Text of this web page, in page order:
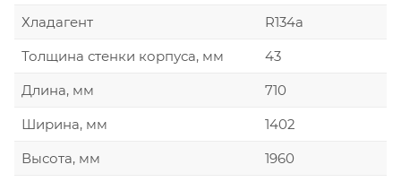
Хладагент
R134a
Толщина стенки корпуса, мм
43
Длина, мм
710
Ширина, мм
1402
Высота, мм
1960